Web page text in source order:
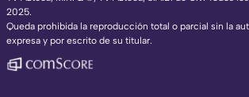
2025.
Queda prohibida la reproducción total o parcial sin la
expresa y por escrito de su titular.